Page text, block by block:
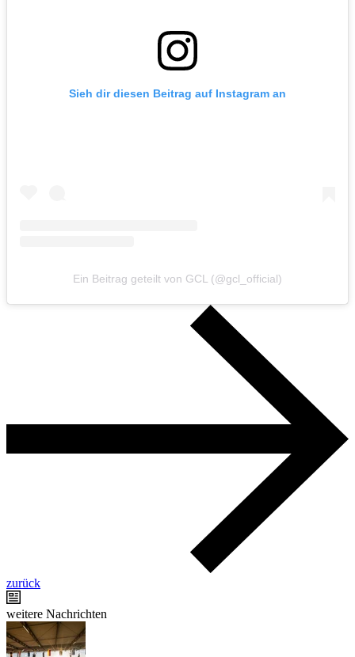
Sieh dir diesen Beitrag auf Instagram an
Ein Beitrag geteilt von GCL (@gcl_official)
zurück
weitere Nachrichten